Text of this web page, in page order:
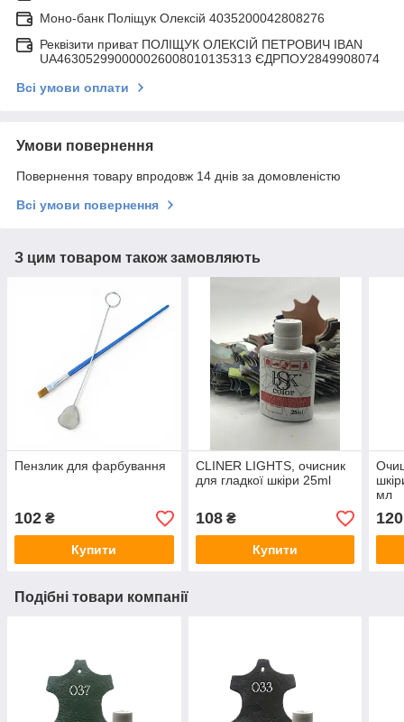
Моно-банк Поліщук Олексій 4035200042808276
Реквізити приват ПОЛІЩУК ОЛЕКСІЙ ПЕТРОВИЧ IBAN
UA463052990000026008010135313 ЄДРПОУ2849908074
Всі умови оплати
Умови повернення
Повернення товару впродовж 14 днів за домовленістю
Всі умови повернення
З цим товаром також замовляють
Пензлик для фарбування
102 ₴
Купити
CLINER LIGHTS, очисник
для гладкої шкіри 25ml
108₴
Купити
мл
120
Подібні товари компанії